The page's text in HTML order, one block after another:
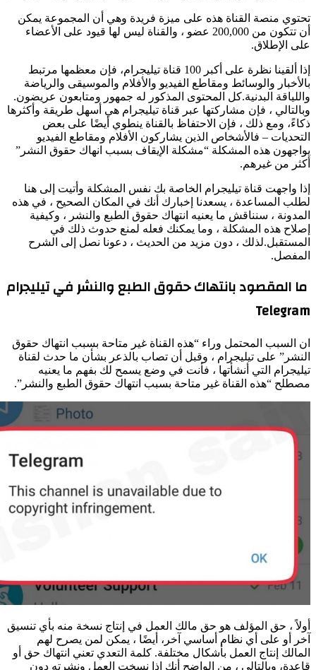
منصة القناة هذه على ميزة فريدة وهي أن المجموعة يمكن
أن تتكون من 200,000 عضو ، والقناة ليس لها قيود على الأعضاء
إذا ألقينا نظرة على أكبر 100 قناة تيليجرام، فإن معظمها مرتبط
والوسائط ومقاطع الفيديو والأفلام والموسيقى والرياضة
البدنية.كل المحتوى المذكور له جمهور ومتابعون عريضون.
، فإن مشاركتها عبر قناة تيليجرام هي أسهل طريقة وأكثرها
ومع ذلك ، فإن الاحتفاظ بالقناة ينطوي أيضًا على بعض
– فالأشخاص الذين يشاركون الأفلام ومقاطع الفيديو
هذه المشكلة “مشكلة الإيقاف بسبب انهاك حقوق النشر”
غيرهم.
قناة تيليجرام الخاصة بك نفس المشكلة وأتيت إلى هنا
، يسعدنا إخبارك أنك في المكان الصحيح ، في هذه
، سنناقش ما يعنيه انتهاك حقوق الطبع والنشر ، وكيفية
هذه المشكلة ، وما يمكنك فعله لمنع حدوث ذلك في
، دون مزيد من الحديث ، دعونا نصل إلى الشرح
بانتهاك حقوق الطبع والنشر في تيليجرام
المحتمل وراء “هذه القناة غير متاحة بسبب انتهاك حقوق
على تيليجرام ، وقبل أن تصاب بالذعر بشأن ما حدث لقناة
التي أنشأتها ، فأنت في وضع يسمح لك بفهم ما يعنيه
“هذه القناة غير متاحة بسبب انتهاك حقوق الطبع والنشر”.
حق المؤلف هو حق مالك العمل في إنتاج نسخة منه بأي تنسيق
على أي نظام أساسي آخر، أيضًا ، يمكن لمن يصرح لهم
إنتاج العمل بأشكال مختلفة. كلمة التعدي تعني انتهاك حق أو
وبالتالي ، من الواضح أنك إذا نسخت العمل ونشرته دون